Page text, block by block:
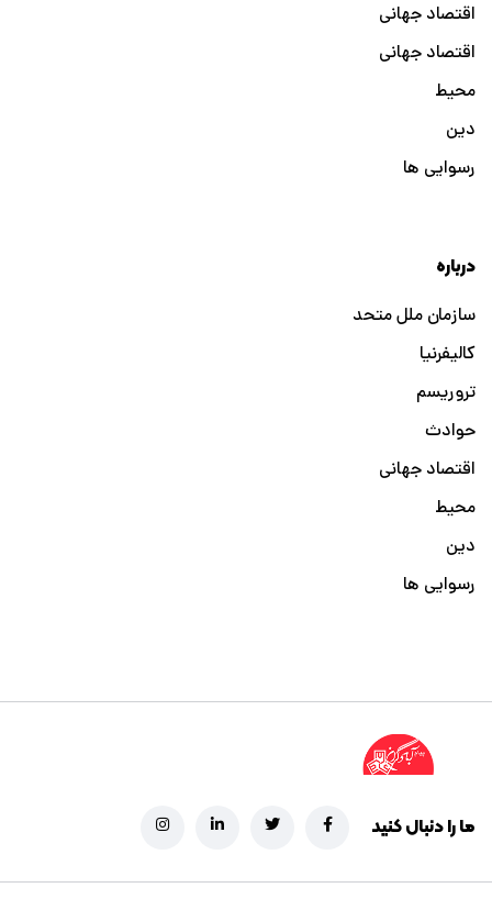
اقتصاد جهانی
اقتصاد جهانی
محیط
دین
رسوایی ها
درباره
سازمان ملل متحد
کالیفرنیا
تروریسم
حوادث
اقتصاد جهانی
محیط
دین
رسوایی ها
ما را دنبال کنید